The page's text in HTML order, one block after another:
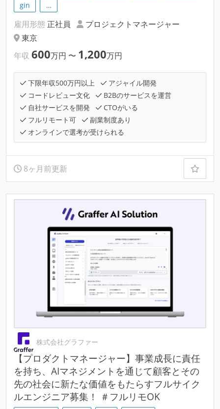
gin
…
雇用形態 正社員
プロジェクトマネージャー
東京
年収 600万円 〜 1,200万円
下限年収500万円以上
アジャイル開発
コードレビュー文化
B2Bのサービスを運営
自社サービスを開発
CTOがいる
フルリモート可
副業制度あり
オンラインで選考が受けられる
8ヶ月前更新
株式会社グラファー
【プロダクトマネージャー】事業成長に責任
を持ち、AIマネジメントを通じて顧客とその
先の社会に新たな価値をもたらすフルサイク
ルエンジニア募集！ ＃フルリモOK